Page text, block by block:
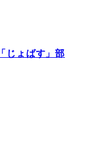
じょばす」部